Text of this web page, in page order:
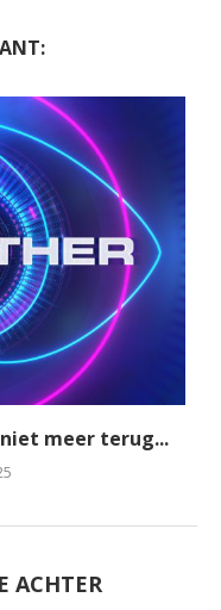
meer terug...
ACHTER